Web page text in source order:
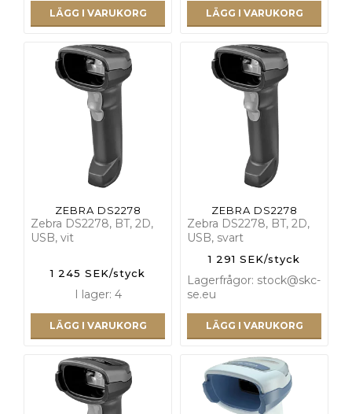
LÄGG I VARUKORG LÄGG I VARUKORG
ZEBRA DS2278
Zebra DS2278, BT, 2D,
USB, vit
1 245 SEK/styck
I lager: 4
LÄGG I VARUKORG
ZEBRA DS2278
Zebra DS2278, BT, 2D,
USB, svart
1 291 SEK/styck
Lagerfrågor: stock@skc-
se.eu
LÄGG I VARUKORG